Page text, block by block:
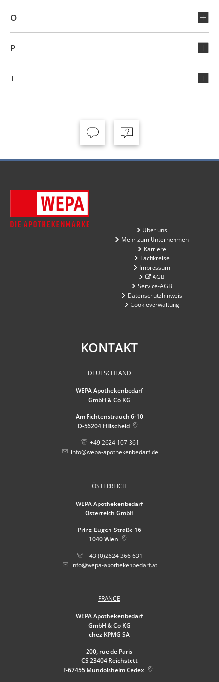
O
P
T
Über uns
Mehr zum Unternehmen
Karriere
Fachkreise
Impressum
AGB
Service-AGB
Datenschutzhinweis
Cookieverwaltung
KONTAKT
DEUTSCHLAND
WEPA Apothekenbedarf
GmbH & Co KG
Am Fichtenstrauch 6-10
D-56204 Hillscheid
+49 2624 107-361
info@wepa-apothekenbedarf.de
ÖSTERREICH
WEPA Apothekenbedarf
Österreich GmbH
Prinz-Eugen-Straße 16
1040 Wien
+43 (0)2624 366-631
info@wepa-apothekenbedarf.at
FRANCE
WEPA Apothekenbedarf
GmbH & Co KG
chez KPMG SA
200, rue de Paris
CS 23404 Reichstett
F-67455 Mundolsheim Cedex